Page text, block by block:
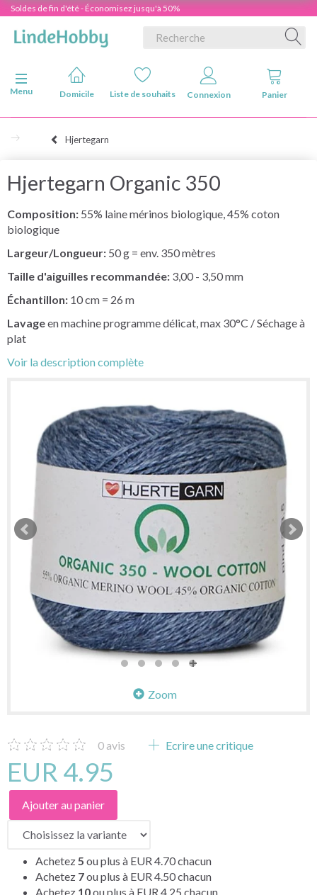
Soldes de fin d'été - Économisez jusqu'à 50%
Basculer la navigation
Menu
Domicile Liste de souhaits Connexion Panier
Hjertegarn
Hjertegarn Organic 350
Composition: 55% laine mérinos biologique, 45% coton
biologique
Largeur/Longueur: 50 g = env. 350 mètres
Taille d'aiguilles recommandée: 3,00 - 3,50 mm
Échantillon: 10 cm = 26 m
Lavageen machine programme délicat, max 30°C / Séchage à
plat
Voir la description complète
Zoom
0 avis Ecrire une critique
EUR 4.95
Ajouter au panier
Achetez 5 ou plus à EUR 4.70chacun
Achetez 7ou plus à EUR 4.50chacun
Achetez 10ou plus à EUR 4.25 chacun